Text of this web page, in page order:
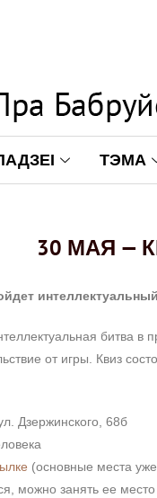
ТЭМА
30 МАЯ —
битва
от игры. Квиз
Дзержинского, 68б
(основные места
можно занять ее место